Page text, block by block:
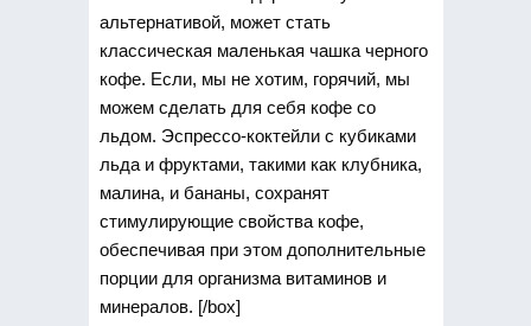
альтернативой, может стать
классическая маленькая чашка черного
кофе. Если, мы не хотим, горячий, мы
можем сделать для себя кофе со
льдом. Эспрессо-коктейли с кубиками
льда и фруктами, такими как клубника,
малина, и бананы, сохранят
стимулирующие свойства кофе,
обеспечивая при этом дополнительные
порции для организма витаминов и
минералов. [/box]